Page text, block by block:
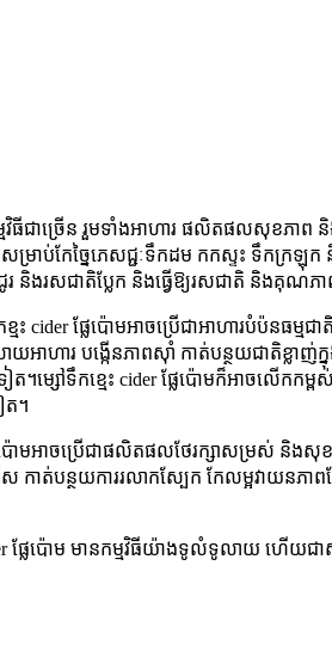
ម្មវិធីជាច្រើន រួមទាំងអាហារ ផលិតផលសុខភា
សម្រាប់កែច្នៃភេសជ្ជៈទឹកដម កកស្ទះ ទឹកក្រឡុក
រ និងរសជាតិប្លែក និងធ្វើឱ្យរសជាតិ និងគុណភ
cider ផ្លែប៉ោមអាចប្រើជាអាហារបំប៉នធម្មជ
ាយអាហារ បង្កើនភាពស៊ាំ កាត់បន្ថយជាតិខ្លា
ម្សៅទឹកខ្មេះ cider ផ្លែប៉ោមក៏អាចលើកកម្ព
ត។
ប៉ោមអាចប្រើជាផលិតផលថែរក្សាសម្រស់ និងសុ
ស កាត់បន្ថយការរលាកស្បែក កែលម្អវាយនភ
ផ្លែប៉ោម មានកម្មវិធីយ៉ាងទូលំទូលាយ ហើយជាស